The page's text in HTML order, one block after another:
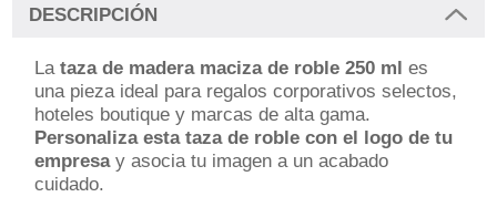
DESCRIPCIÓN
Lataza de madera maciza de roble 250 ml es
una pieza ideal para regalos corporativos selectos,
hoteles boutique y marcas de alta gama.
Personaliza esta taza de roble con el logo de tu
empresay asocia tu imagen a un acabado
cuidado.